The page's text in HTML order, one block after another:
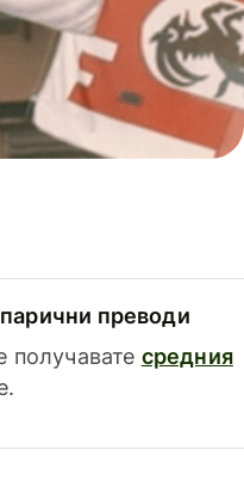
преводи
получавате средния